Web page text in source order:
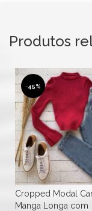
Produtos
-45%
Cropped Modal
Manga Longa com